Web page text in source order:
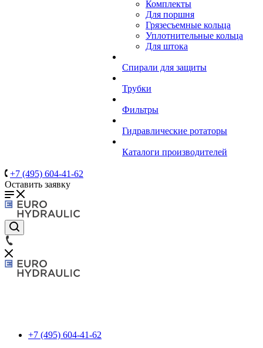
Комплекты
Для поршня
Грязесъемные кольца
Уплотнительные кольца
Для штока
Спирали для защиты
Трубки
Фильтры
Гидравлические ротаторы
Каталоги производителей
+7 (495) 604-41-62
Оставить заявку
+7 (495) 604-41-62